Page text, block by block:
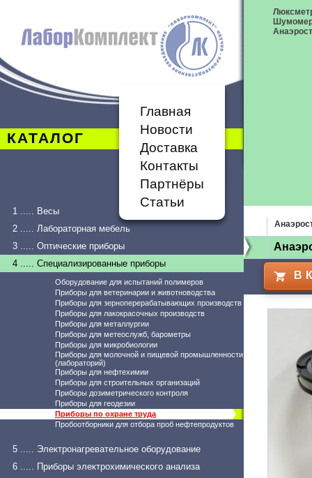
КАТАЛОГ
Главная
Новости
Доставка
Контакты
Партнёры
Статьи
1 ..... Весы
2 ..... Лабораторная мебель
3 ..... Оптические приборы
4 ..... Специализированные приборы
Оборудование для испытаний полимеров
Приборы для ветеринарии и животноводства
Приборы для зерноперерабатывающих производств
Приборы для лакокрасочных производств
Приборы для металлургии
Приборы для метеослужб, барометры
Приборы для микробиологии
Приборы для молочной и пищевой промышленности
(лабораторий)
Приборы для нефтехимии
Приборы для строительных организаций
Приборы дозиметрического контроля
Приборы для геодезии
Приборы по охране труда
Пробоотборники для отбора проб нефтепродуктов
5 ..... Электронагревательное оборудование
6 ..... Приборы электрохимического анализа
В